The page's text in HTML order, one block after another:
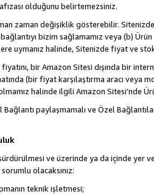
olduğunu belirtemezsiniz.
zaman değişiklik gösterebilir.
bizim sağlamamız veya (b)
uymanız halinde, Sitenizde fiyat ve
fiyatını, bir Amazon Sitesi dışında bir
(bir fiyat karşılaştırma aracı veya
halinde ilgili Amazon Sitesi’nde
paylaşmamalı ve Özel
ve üzerinde ya da içinde yer
olacaksınız:
teknik işletmesi;